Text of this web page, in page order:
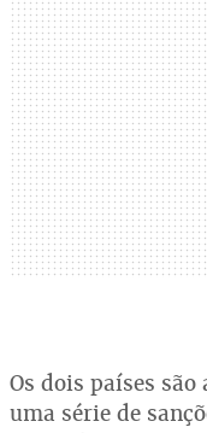
Os dois países
uma série de